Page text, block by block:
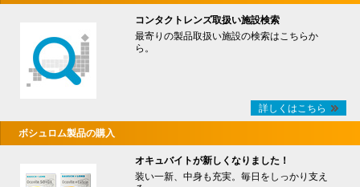
コンタクトレンズ取扱い施設検索
最寄りの製品取扱い施設の検索はこちらか
ら。
詳しくはこちら
ボシュロム製品の購入
オキュバイトが新しくなりました！
装い一新、中身も充実。毎日をしっかり支え